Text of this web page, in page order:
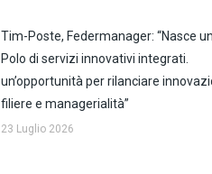
Tim-Poste, Federmanager: “Nasce un
Polo di servizi innovativi integrati.
un’opportunità per rilanciare
filiere e managerialità”
23 Luglio 2026